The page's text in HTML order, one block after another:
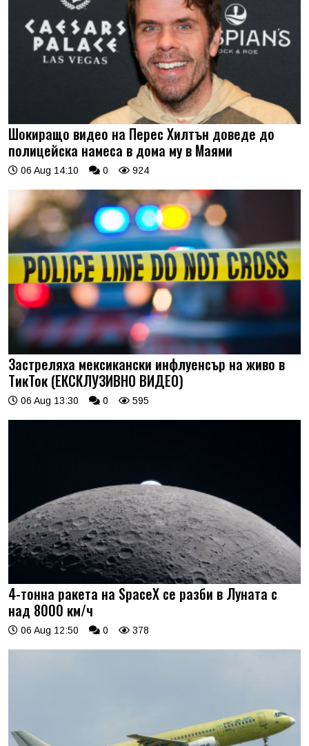
Шокиращо видео на Перес Хилтън доведе до
полицейска намеса в дома му в Маями
06 Aug 14:10 0 924
Застреляха мексикански инфлуенсър на живо в
ТикТок (ЕКСКЛУЗИВНО ВИДЕО)
06 Aug 13:30 0 595
4-тонна ракета на SpaceX се разби в Луната с
над 8000 км/ч
06 Aug 12:50 0 378